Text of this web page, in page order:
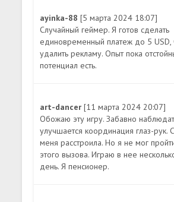
ayinka-88[5 марта 2024 18:07]
Случайный геймер. Я готов сделать
единовременный платеж до 5 USD,
удалить рекламу. Опыт пока
потенциал есть.
art-dancer[11 марта 2024 20:07]
Обожаю эту игру. Забавно
улучшается координация глаз-рук.
меня расстроила. Но я не мог
этого вызова. Играю в нее
день. Я пенсионер.